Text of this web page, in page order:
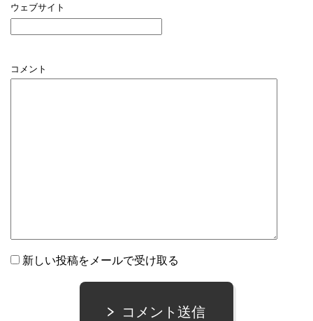
ウェブサイト
コメント
新しい投稿をメールで受け取る
コメント送信